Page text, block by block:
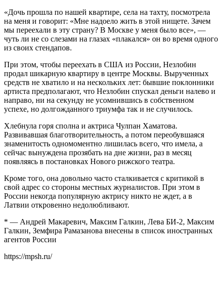
«Дочь прошла по нашей квартире, села на тахту, посмотрела
на меня и говорит: «Мне надоело жить в этой нищете. Зачем
мы переехали в эту страну? В Москве у меня было все», —
чуть ли не со слезами на глазах «плакался» он во время одного
из своих стендапов.
При этом, чтобы переехать в США из России, Незлобин
продал шикарную квартиру в центре Москвы. Вырученных
средств не хватило и на нескольких лет: бывшие поклонники
артиста предполагают, что Незлобин спускал деньги налево и
направо, ни на секунду не усомнившись в собственном
успехе, но долгожданного триумфа так и не случилось.
Хлебнула горя сполна и актриса Чулпан Хаматова.
Развивавшая благотворительность, а потом переобувшаяся
знаменитость одномоментно лишилась всего, что имела, а
сейчас вынуждена прозябать на дне жизни, раз в месяц
появляясь в постановках Нового рижского театра.
Кроме того, она довольно часто сталкивается с критикой в
свой адрес со стороны местных журналистов. При этом в
России некогда популярную актрису никто не ждет, а в
Латвии откровенно недолюбливают.
* — Андрей Макаревич, Максим Галкин, Лева БИ-2, Максим
Галкин, Земфира Рамазанова внесены в список иностранных
агентов России
https://mpsh.ru/